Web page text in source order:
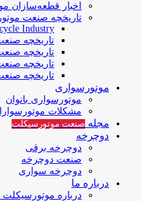
اخبار قطعه‌سازان
تاریخچه صنعت
Industry
تاریخچه
تاریخچه
تاریخچه
تاریخچه
موتورسواری
موتورسواری بانوان
مشکلات
مجله صنعت موتورسیکلت
دوچرخه
دوچرخه برقی
صنعت دوچرخه
دوچرخه سواری
درباره ما
درباره موتورسیکلت